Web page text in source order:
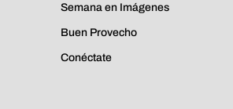
Semana en Imágenes
Buen Provecho
Conéctate